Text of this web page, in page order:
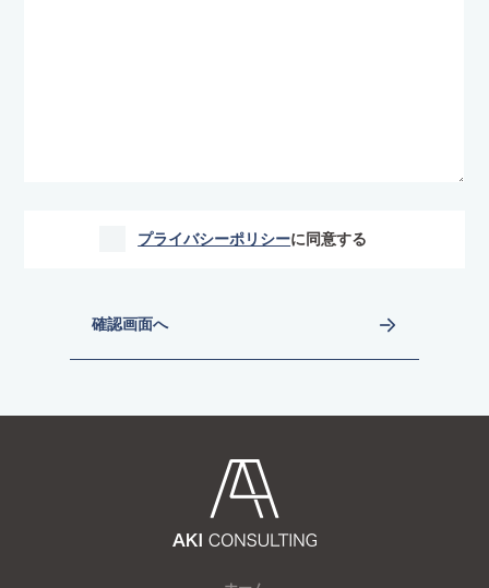
プライバシーポリシーに同意する